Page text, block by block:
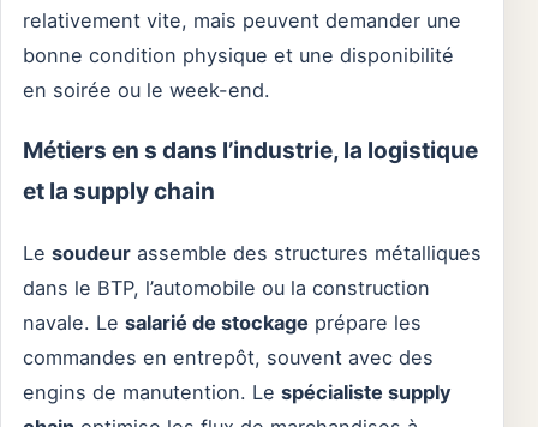
relativement vite, mais peuvent demander une
bonne condition physique et une disponibilité
en soirée ou le week-end.
Métiers en s dans l’industrie, la logistique
et la supply chain
Le soudeur assemble des structures métalliques
dans le BTP, l’automobile ou la construction
navale. Le salarié de stockage prépare les
commandes en entrepôt, souvent avec des
engins de manutention. Le spécialiste supply